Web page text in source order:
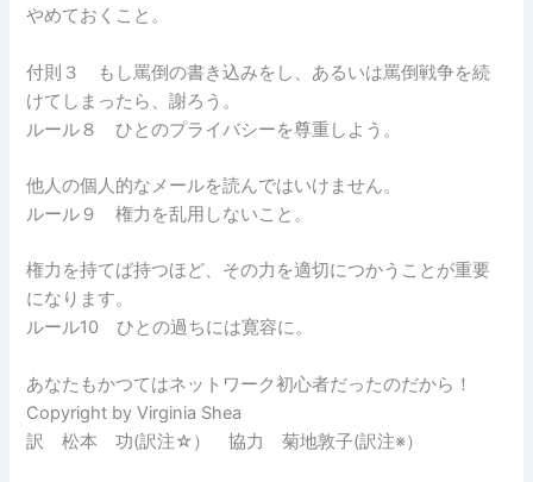
やめておくこと。
付則３ もし罵倒の書き込みをし、あるいは罵倒戦争を続
けてしまったら、謝ろう。
ルール８ ひとのプライバシーを尊重しよう。
他人の個人的なメールを読んではいけません。
ルール９ 権力を乱用しないこと。
権力を持てば持つほど、その力を適切につかうことが重要
になります。
ルール10 ひとの過ちには寛容に。
あなたもかつてはネットワーク初心者だったのだから！
Copyright by Virginia Shea
訳 松本 功(訳注☆） 協力 菊地敦子(訳注※）